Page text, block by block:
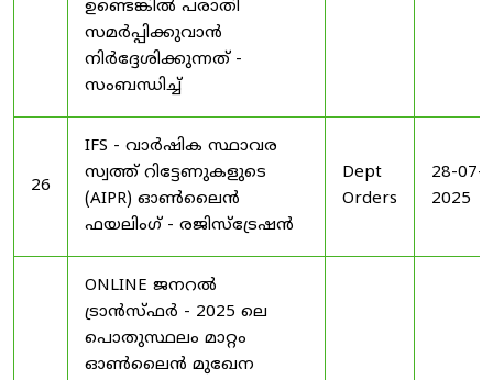
ഉണ്ടെങ്കിൽ പരാതി
സമർപ്പിക്കുവാൻ
നിർദ്ദേശിക്കുന്നത് -
സംബന്ധിച്ച്
26
IFS - വാർഷിക സ്ഥാവര
സ്വത്ത് റിട്ടേണുകളുടെ
(AIPR) ഓൺലൈൻ
ഫയലിംഗ് - രജിസ്ട്രേഷൻ
Dept
Orders
28-07-
2025
ONLINE ജനറൽ
ട്രാൻസ്ഫർ - 2025 ലെ
പൊതുസ്ഥലം മാറ്റം
ഓൺലൈൻ മുഖേന